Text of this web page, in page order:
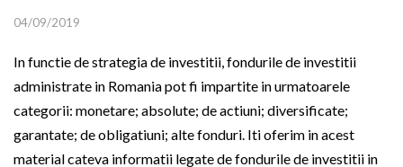
04/09/2019
In functie de strategia de investitii, fondurile de investitii
administrate in Romania pot fi impartite in urmatoarele
categorii: monetare; absolute; de actiuni; diversificate;
garantate; de obligatiuni; alte fonduri. Iti oferim in acest
material cateva informatii legate de fondurile de investitii in